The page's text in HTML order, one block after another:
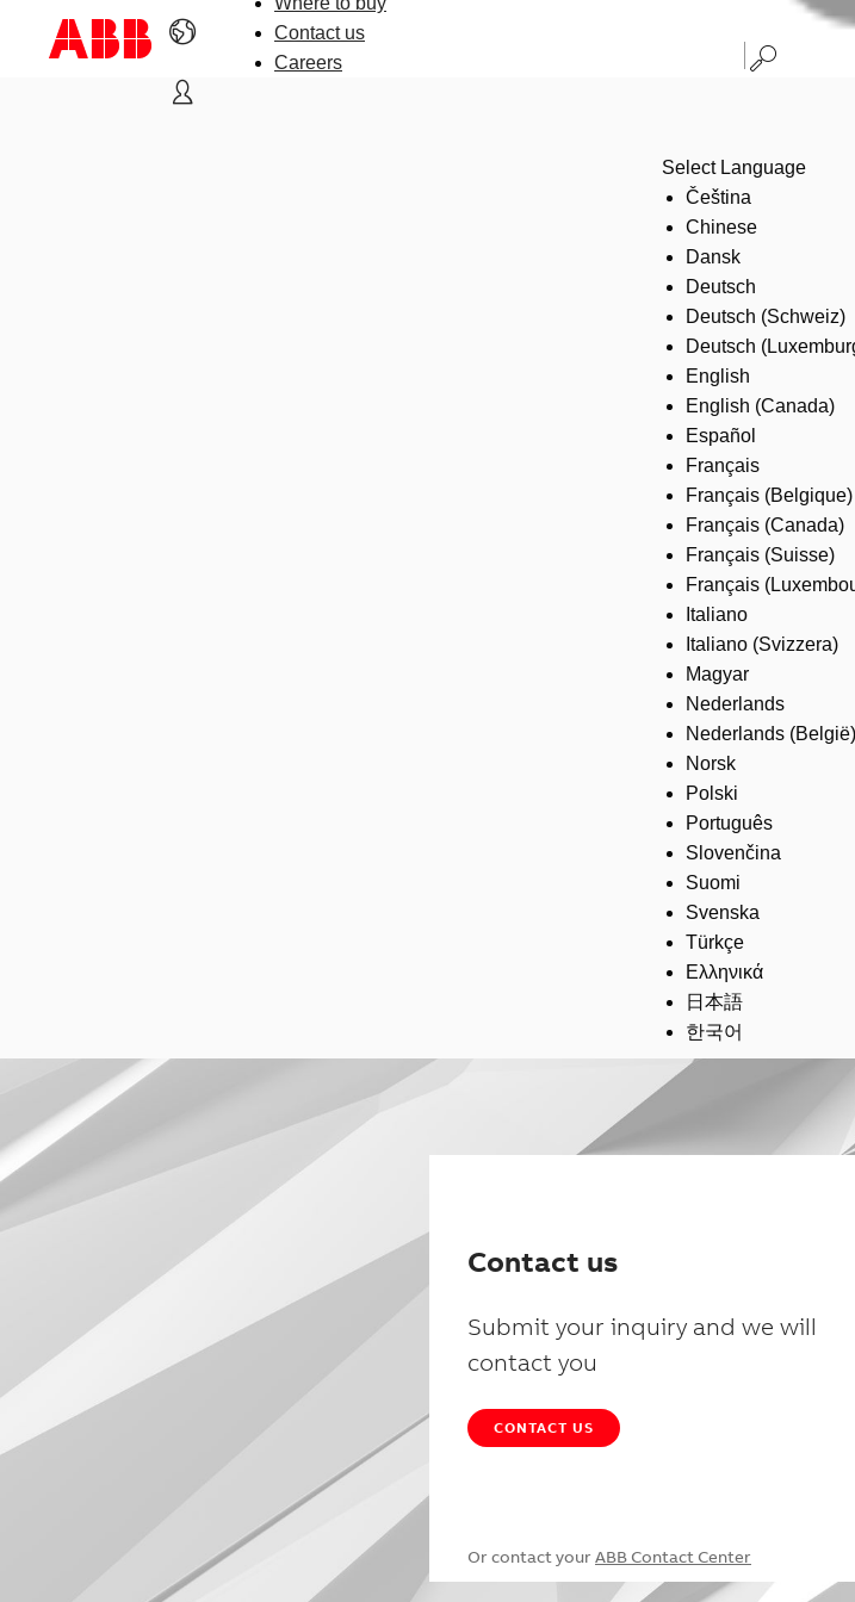
Contact us
Careers
Select Language
Čeština
Chinese
Dansk
Deutsch
Deutsch (Schweiz)
Deutsch
English
English (Canada)
Español
Français
Français (Belgique)
Français (Canada)
Français (Suisse)
Français
Italiano
Italiano (Svizzera)
Magyar
Nederlands
Nederlands (België)
Norsk
Polski
Português
Slovenčina
Suomi
Svenska
Türkçe
Ελληνικά
日本語
한국어
Contact us
Submit your inquiry and we will
contact you
CONTACT US
Or contact your ABB Contact Center